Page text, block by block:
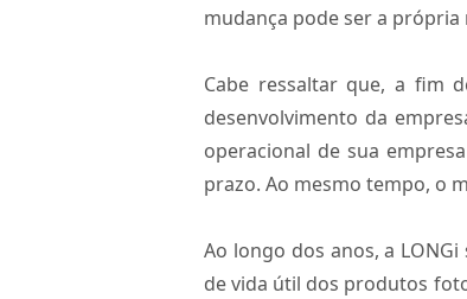
mudança pode ser a própria
Cabe ressaltar que, a fim
desenvolvimento da
operacional de sua
prazo. Ao mesmo tempo, o
Ao longo dos anos, a
de vida útil dos produtos